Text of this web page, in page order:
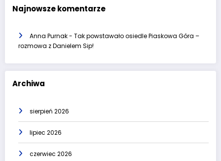
Najnowsze komentarze
Anna Purnak- Tak powstawało osiedle Piaskowa Góra –
rozmowa z Danielem Sip!
Archiwa
sierpień 2026
lipiec 2026
czerwiec 2026